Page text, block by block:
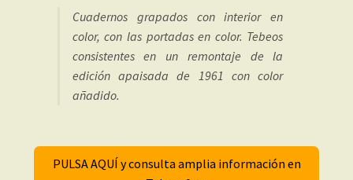
Cuadernos grapados con interior en
color, con las portadas en color. Tebeos
consistentes en un remontaje de la
edición apaisada de 1961 con color
añadido.
PULSA AQUÍ y consulta amplia información en